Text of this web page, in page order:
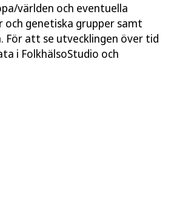
världen och eventuella
genetiska grupper samt
För att se utvecklingen över tid
i FolkhälsoStudio och